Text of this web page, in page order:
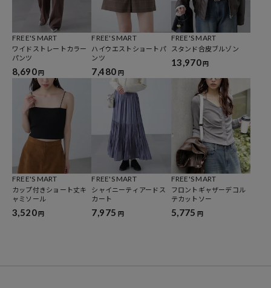
【FREE'S MART/フリーズマート】
Healthy、Relax、Kawaii、をキーワードに健康的でリラックス感のあ
るトレンドスタイルをカジュアルに提案。
ファッションをポジティブに楽しみたい全ての女性に向けて。
FREE'S MART
ワイドストレートカラー
パンツ
8,690 円
FREE'S MART
ハイウエストショートパ
ンツ
7,480 円
FREE'S MART
スタンド合皮ブルゾン
13,970 円
FREE'S MART
カップ付きショート丈キ
ャミソール
3,520円
FREE'S MART
シャイニーティアードス
カート
7,975 円
FREE'S MART
フロントギャザーデコル
テカットソー
5,775 円